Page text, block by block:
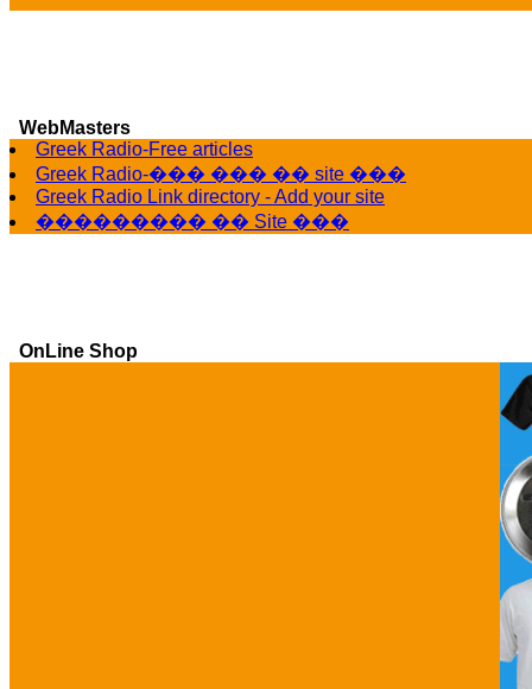
WebMasters
Greek Radio-Free articles
Greek Radio-��� ��� �� site ���
Greek Radio Link directory - Add your site
��������� �� Site ���
OnLine Shop